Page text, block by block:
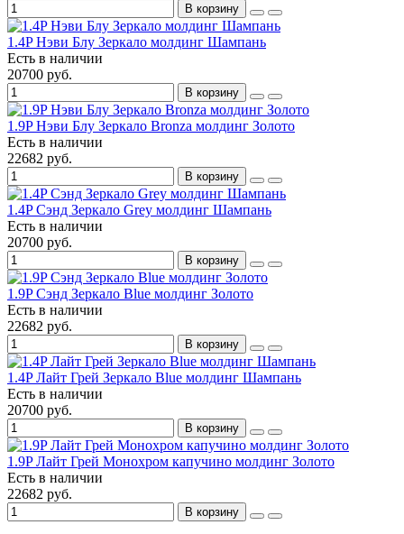
В корзину
1.4P Нэви Блу Зеркало молдинг Шампань
Есть в наличии
20700 руб.
В корзину
1.9P Нэви Блу Зеркало Bronza молдинг Золото
Есть в наличии
22682 руб.
В корзину
1.4P Сэнд Зеркало Grey молдинг Шампань
Есть в наличии
20700 руб.
В корзину
1.9P Сэнд Зеркало Blue молдинг Золото
Есть в наличии
22682 руб.
В корзину
1.4P Лайт Грей Зеркало Blue молдинг Шампань
Есть в наличии
20700 руб.
В корзину
1.9P Лайт Грей Монохром капучино молдинг Золото
Есть в наличии
22682 руб.
В корзину